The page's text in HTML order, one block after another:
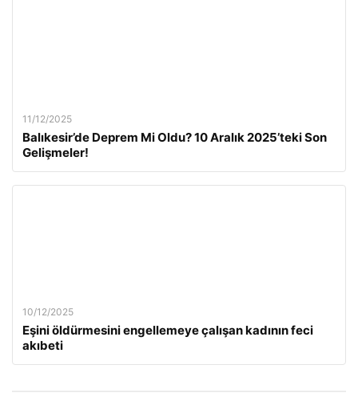
11/12/2025
Balıkesir’de Deprem Mi Oldu? 10 Aralık 2025’teki Son
Gelişmeler!
10/12/2025
Eşini öldürmesini engellemeye çalışan kadının feci
akıbeti